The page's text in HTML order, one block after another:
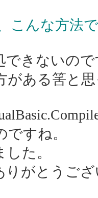
こんな方法
できないの
がある筈と
ですね。
た。
りがとうご